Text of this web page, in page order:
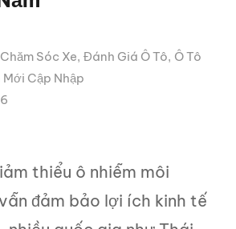
Chăm Sóc Xe, Đánh Giá Ô Tô, Ô Tô
Mới Cập Nhập
thiểu ô nhiễm môi
đảm bảo lợi ích kinh tế